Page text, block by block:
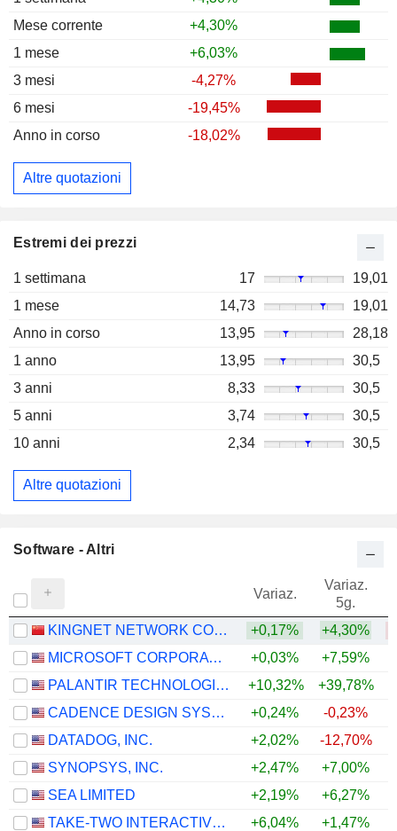
Mese corrente
+4,30%
1 mese
+6,03%
3 mesi
-4,27%
6 mesi
-19,45%
Anno in corso
-18,02%
Altre quotazioni
Estremi dei prezzi
1 settimana 17
19,01
1 mese
14,73
19,01
Anno in corso
13,95
28,18
1 anno
13,95
30,5
3 anni
8,33
30,5
5 anni
3,74
30,5
10 anni
2,34 30,5
Altre quotazioni
Software - Altri
Variaz.
Variaz.
5g.
KINGNET NETWORK CO., LTD. +0,17% +4,30%
MICROSOFT CORPORATION
+0,03% +7,59%
PALANTIR TECHNOLOGIES INC.
+10,32% +39,78%
CADENCE DESIGN SYSTEMS, INC.
+0,24% -0,23%
DATADOG, INC.
+2,02% -12,70%
SYNOPSYS, INC.
+2,47% +7,00%
SEA LIMITED
+2,19% +6,27%
TAKE-TWO INTERACTIVE SOFTWARE, INC.
+6,04% +1,47%